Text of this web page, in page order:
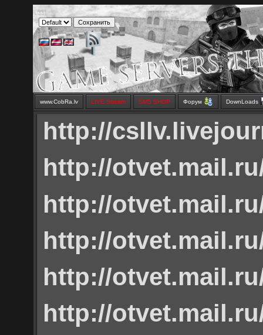
www.CobRa.lv LIVE Stream SMS SHOP Форум DownLoads
http://
http://
http://
http://
http://
http://